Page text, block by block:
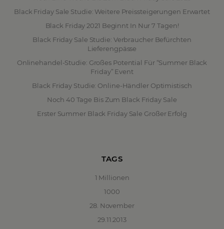
Black Friday Sale Studie: Weitere Preissteigerungen Erwartet
Black Friday 2021 Beginnt In Nur 7 Tagen!
Black Friday Sale Studie: Verbraucher Befürchten
Lieferengpässe
Onlinehandel-Studie: Großes Potential Für “Summer Black
Friday” Event
Black Friday Studie: Online-Händler Optimistisch
Noch 40 Tage Bis Zum Black Friday Sale
Erster Summer Black Friday Sale Großer Erfolg
TAGS
1 Millionen
1000
28. November
29.11.2013